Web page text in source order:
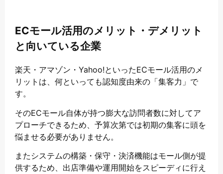
ECモール活用のメリット・デメリット
と向いている企業
楽天・アマゾン・Yahoo!といったECモール活用のメ
リットは、何といっても認知度由来の「集客力」で
す。
そのECモール自体が持つ膨大な訪問者数に対してア
プローチできるため、予算次第では初期の集客に頭を
悩ませる必要がありません。
またシステムの構築・保守・決済機能はモール側が提
供するため、出店準備や運用開始をスピーディに行え